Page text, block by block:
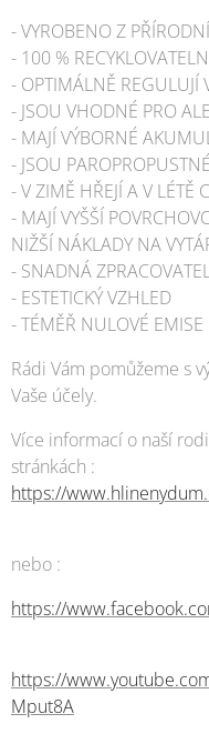
- VYROBENO Z
- 100 %
- OPTIMÁLNĚ REGULUJÍ
- JSOU VHODNÉ PRO
- MAJÍ VÝBORNÉ
- JSOU PAROPROPUSTNÉ
- V ZIMĚ HŘEJÍ A V LÉTĚ
- MAJÍ VYŠŠÍ
NIŽŠÍ NÁKLADY NA
- SNADNÁ
- ESTETICKÝ VZHLED
- TÉMĚŘ NULOVÉ EMISE
Rádi Vám pomůžeme s
Vaše účely.
Více informací o naší
stránkách :
https://
nebo :
https://
https://
Mput8A